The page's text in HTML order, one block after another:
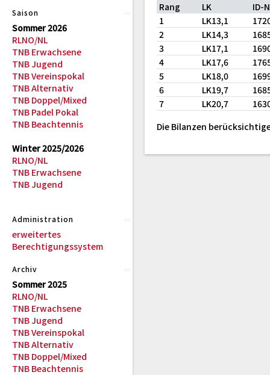
Saison
Sommer 2026
RLNO/NL
TNB Erwachsene
TNB Jugend
TNB Vereinspokal
TNB Alternativ
TNB Doppel/Mixed
TNB Padel Pokal
TNB Beachtennis
Winter 2025/2026
RLNO/NL
TNB Erwachsene
TNB Jugend
Administration
erweitertes
Berechtigungssystem
Archiv
Sommer 2025
RLNO/NL
TNB Erwachsene
TNB Jugend
TNB Vereinspokal
TNB Alternativ
TNB Doppel/Mixed
TNB Beachtennis
Rang LK
ID-
1
LK13,1
2
LK14,3
3
LK17,1
4
LK17,6
5
LK18,0
6
LK19,7
7
LK20,7
Die Bilanzen